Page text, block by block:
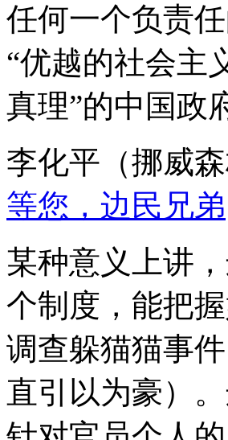
任何一个负责
“优越的社会主
真理”的中国政
李化平（挪威森
等您，边民兄弟
某种意义上讲
个制度，能把
调查躲猫猫事
直引以为豪）